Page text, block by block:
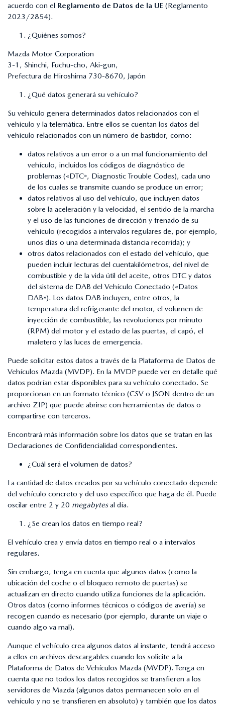
acuerdo con el Reglamento de Datos de la UE (Reglamento
2023/2854).
¿Quiénes somos?
Mazda Motor Corporation
3-1, Shinchi, Fuchu-cho, Aki-gun,
Prefectura de Hiroshima 730-8670, Japón
¿Qué datos generará su vehículo?
Su vehículo genera determinados datos relacionados con el
vehículo y la telemática. Entre ellos se cuentan los datos del
vehículo relacionados con un número de bastidor, como:
datos relativos a un error o a un mal funcionamiento del
vehículo, incluidos los códigos de diagnóstico de
problemas («DTC», Diagnostic Trouble Codes), cada uno
de los cuales se transmite cuando se produce un error;
datos relativos al uso del vehículo, que incluyen datos
sobre la aceleración y la velocidad, el sentido de la marcha
y el uso de las funciones de dirección y frenado de su
vehículo (recogidos a intervalos regulares de, por ejemplo,
unos días o una determinada distancia recorrida); y
otros datos relacionados con el estado del vehículo, que
pueden incluir lecturas del cuentakilómetros, del nivel de
combustible y de la vida útil del aceite, otros DTC y datos
del sistema de DAB del Vehículo Conectado («Datos
DAB»). Los datos DAB incluyen, entre otros, la
temperatura del refrigerante del motor, el volumen de
inyección de combustible, las revoluciones por minuto
(RPM) del motor y el estado de las puertas, el capó, el
maletero y las luces de emergencia.
Puede solicitar estos datos a través de la Plataforma de Datos de
Vehículos Mazda (MVDP). En la MVDP puede ver en detalle qué
datos podrían estar disponibles para su vehículo conectado. Se
proporcionan en un formato técnico (CSV o JSON dentro de un
archivo ZIP) que puede abrirse con herramientas de datos o
compartirse con terceros.
Encontrará más información sobre los datos que se tratan en las
Declaraciones de Confidencialidad correspondientes.
¿Cuál será el volumen de datos?
La cantidad de datos creados por su vehículo conectado depende
del vehículo concreto y del uso específico que haga de él. Puede
oscilar entre 2 y 20 megabytesal día.
¿Se crean los datos en tiempo real?
El vehículo crea y envía datos en tiempo real o a intervalos
regulares.
Sin embargo, tenga en cuenta que algunos datos (como la
ubicación del coche o el bloqueo remoto de puertas) se
actualizan en directo cuando utiliza funciones de la aplicación.
Otros datos (como informes técnicos o códigos de avería) se
recogen cuando es necesario (por ejemplo, durante un viaje o
cuando algo va mal).
Aunque el vehículo crea algunos datos al instante, tendrá acceso
a ellos en archivos descargables cuando los solicite a la
Plataforma de Datos de Vehículos Mazda (MVDP). Tenga en
cuenta que no todos los datos recogidos se transfieren a los
servidores de Mazda (algunos datos permanecen solo en el
vehículo y no se transfieren en absoluto) y también que los datos